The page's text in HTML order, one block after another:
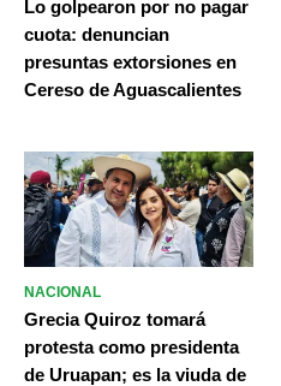
Lo golpearon por no pagar
cuota: denuncian
presuntas extorsiones en
Cereso de Aguascalientes
NACIONAL
Grecia Quiroz tomará
protesta como presidenta
de Uruapan; es la viuda de